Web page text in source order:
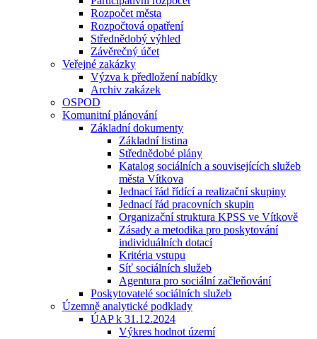
Rozpočet města
Rozpočtová opatření
Střednědobý výhled
Závěrečný účet
Veřejné zakázky
Výzva k předložení nabídky
Archiv zakázek
OSPOD
Komunitní plánování
Základní dokumenty
Základní listina
Střednědobé plány
Katalog sociálních a souvisejících služeb
města Vítkova
Jednací řád řídící a realizační skupiny
Jednací řád pracovních skupin
Organizační struktura KPSS ve Vítkově
Zásady a metodika pro poskytování
individuálních dotací
Kritéria vstupu
Síť sociálních služeb
Agentura pro sociální začleňování
Poskytovatelé sociálních služeb
Územně analytické podklady
ÚAP k 31.12.2024
Výkres hodnot území